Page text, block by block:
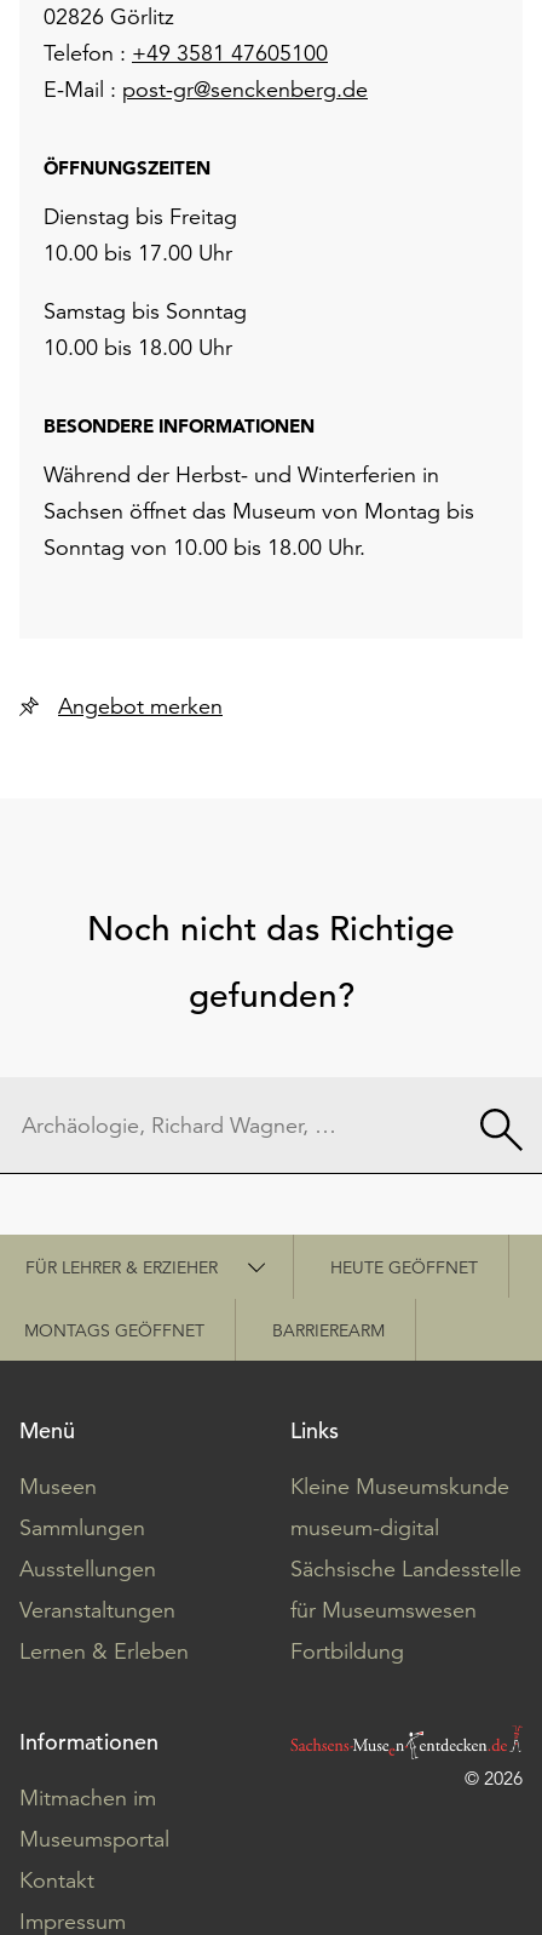
02826 Görlitz
Telefon : +49 3581 47605100
E-Mail : post-gr@senckenberg.de
ÖFFNUNGSZEITEN
Dienstag bis Freitag
10.00 bis 17.00 Uhr
Samstag bis Sonntag
10.00 bis 18.00 Uhr
BESONDERE INFORMATIONEN
Während der Herbst- und Winterferien in
Sachsen öffnet das Museum von Montag bis
Sonntag von 10.00 bis 18.00 Uhr.
Angebot merken
Noch nicht das Richtige
gefunden?
Schnellzugriff
FÜR LEHRER & ERZIEHER HEUTE GEÖFFNET
MONTAGS GEÖFFNET BARRIEREARM
Menü
Museen
Sammlungen
Ausstellungen
Veranstaltungen
Lernen & Erleben
Links
Kleine Museumskunde
museum-digital
Sächsische Landesstelle
für Museumswesen
Fortbildung
Informationen
Mitmachen im
Museumsportal
Kontakt
Impressum
© 2026